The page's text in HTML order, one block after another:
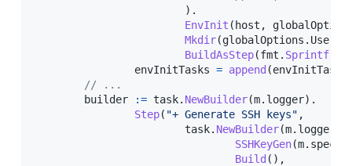
) .
EnvInit ( host ,
Mkdir(globalOptions . User
BuildAsStep(fmt . Sprintf
		envInitTasks
= append (envInitTasks
// ...
	builder
:= task. NewBuilder(m. logger) .
Step( "+ Generate SSH keys" ,
			task
. NewBuilder(m. logger
SSHKeyGen(m.
Build ( ) ,